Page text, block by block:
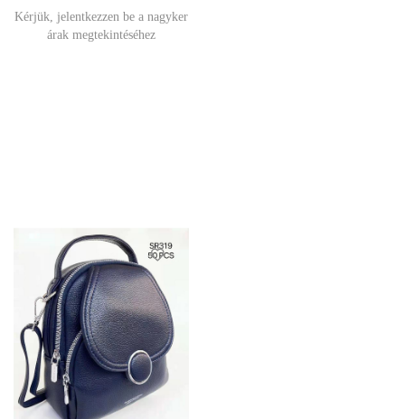
Kérjük, jelentkezzen be a nagyker
árak megtekintéséhez